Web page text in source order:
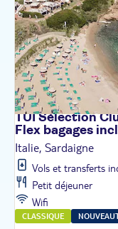
TUI Sélection
Flex bagages
Italie, Sardaigne
Vols et transferts
Petit déjeuner
Wifi
CLASSIQUE